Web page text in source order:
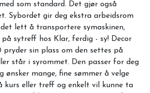
som standard. Det gjør også
Sybordet gir deg ekstra arbeidsrom
lett å transportere symaskinen,
på sytreff hos Klar, ferdig - sy! Decor
pryder sin plass om den settes på
står i syrommet. Den passer for deg
ønsker mange, fine sømmer å velge
kurs eller treff og enkelt vil kunne ta